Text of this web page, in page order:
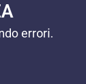
errori.